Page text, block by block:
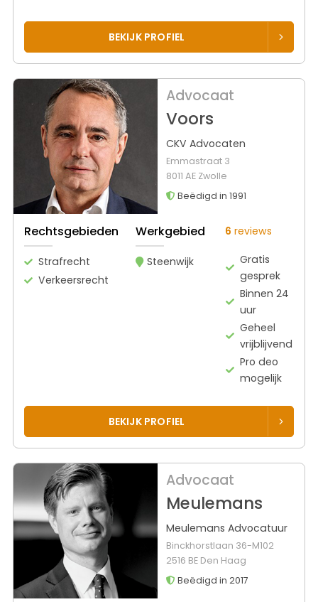
BEKIJK PROFIEL
Advocaat
Voors
CKV Advocaten
Emmastraat 3
8011 AE Zwolle
Beëdigd in 1991
Rechtsgebieden
Strafrecht
Verkeersrecht
Werkgebied
Steenwijk
6 reviews
Gratis
gesprek
Binnen 24
uur
Geheel
vrijblijvend
Pro deo
mogelijk
BEKIJK PROFIEL
Advocaat
Meulemans
Meulemans Advocatuur
Binckhorstlaan 36-M102
2516 BE Den Haag
Beëdigd in 2017